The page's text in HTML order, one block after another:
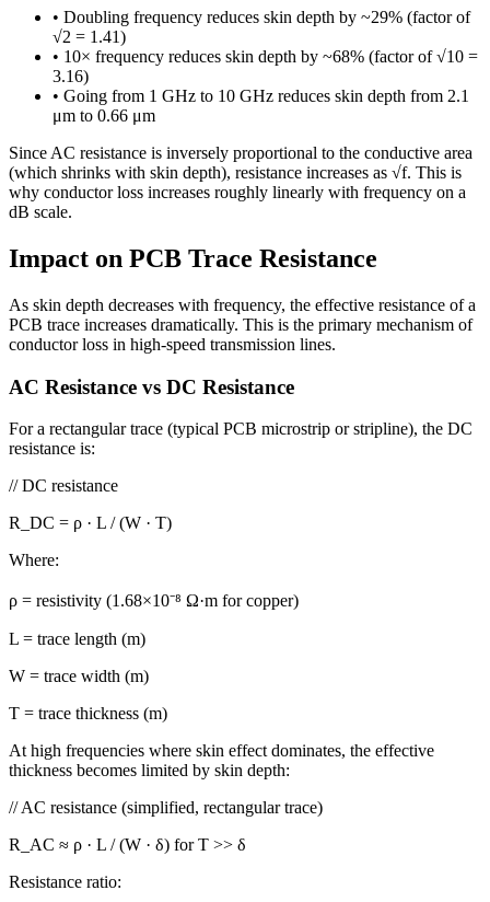
• Doubling frequency reduces skin depth by ~29% (factor of
√2 = 1.41)
• 10× frequency reduces skin depth by ~68% (factor of √10 =
3.16)
• Going from 1 GHz to 10 GHz reduces skin depth from 2.1
μm to 0.66 μm
Since AC resistance is inversely proportional to the conductive area
(which shrinks with skin depth), resistance increases as √f. This is
why conductor loss increases roughly linearly with frequency on a
dB scale.
Impact on PCB Trace Resistance
As skin depth decreases with frequency, the effective resistance of a
PCB trace increases dramatically. This is the primary mechanism of
conductor loss in high-speed transmission lines.
AC Resistance vs DC Resistance
For a rectangular trace (typical PCB microstrip or stripline), the DC
resistance is:
//DC resistance
R_DC = ρ · L / (W · T)
Where:
ρ = resistivity (1.68×10⁻⁸ Ω·m for copper)
L = trace length (m)
W = trace width (m)
T = trace thickness (m)
At high frequencies where skin effect dominates, the effective
thickness becomes limited by skin depth:
//AC resistance (simplified, rectangular trace)
R_AC ≈ ρ · L / (W · δ) for T >> δ
Resistance ratio: